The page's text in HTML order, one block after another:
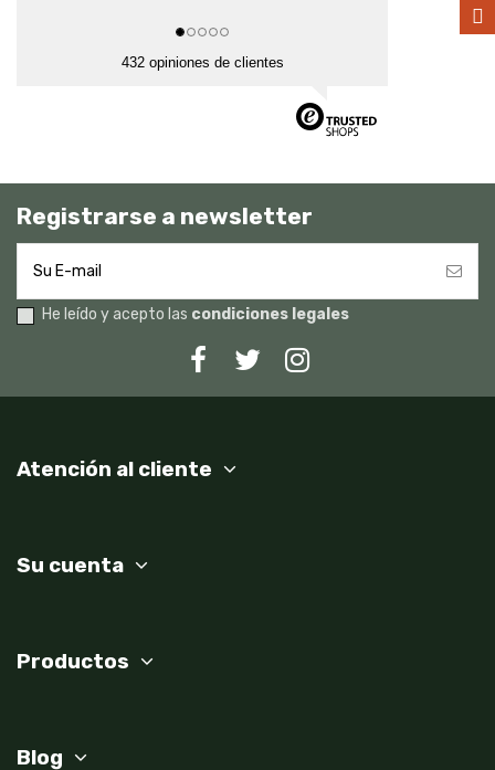
432 opiniones de clientes
Registrarse a newsletter
He leído y acepto las condiciones legales
Atención al cliente
Su cuenta
Productos
Blog